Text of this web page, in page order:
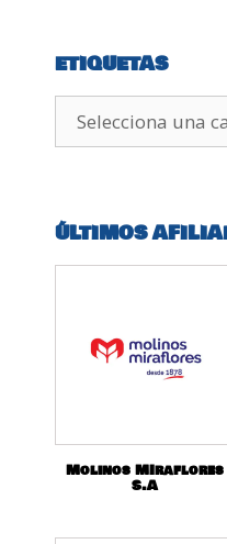
ETIQUETAS
ÚLTIMOS
Molinos MIraflores
S.A